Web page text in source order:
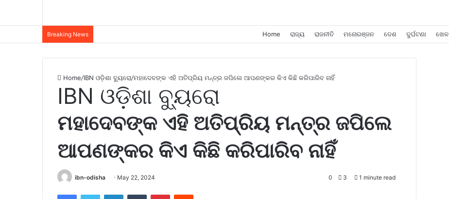
Breaking News Home ରାଜ୍ୟ ରାଜନୀତି ମନୋରଞ୍ଜନ ଦେଶ ଦୁର୍ଘଟଣା ଖେଳ
Home/IBN ଓଡ଼ିଶା ବ୍ୟୁରୋ/ମହାଦେବଙ୍କ ଏହି ଅତିପ୍ରିୟ ମନ୍ତ୍ର ଜପିଲେ ଆପଣଙ୍କର କିଏ କିଛି କରିପାରିବ ନାହିଁ
IBN ଓଡ଼ିଶା ବ୍ୟୁରୋ
ମହାଦେବଙ୍କ ଏହି ଅତିପ୍ରିୟ ମନ୍ତ୍ର ଜପିଲେ
ଆପଣଙ୍କର କିଏ କିଛି କରିପାରିବ ନାହିଁ
ibn-odisha May 22, 2024 0 3 1 minute read
FacebookTwitter LinkedInTumblr PinterestReddit